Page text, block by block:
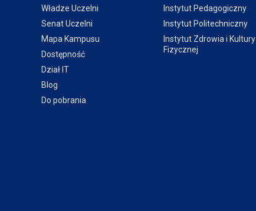
Władze Uczelni
Senat Uczelni
Mapa Kampusu
Dostępność
Dział IT
Blog
Do pobrania
Instytut Pedagogiczny
Instytut Politechniczny
Instytut Zdrowia i Kultury
Fizycznej